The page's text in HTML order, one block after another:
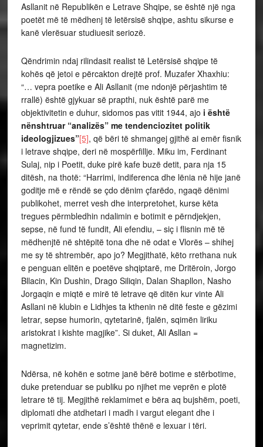
Asllanit në Republikën e Letrave Shqipe, se është një nga
poetët më të mëdhenj të letërsisë shqipe, ashtu sikurse e
kanë vlerësuar studiuesit seriozë.
Qëndrimin ndaj rilindasit realist të Letërsisë shqipe të
kohës që jetoi e përcakton drejtë prof. Muzafer Xhaxhiu:
“… vepra poetike e Ali Asllanit (me ndonjë përjashtim të
rrallë) është gjykuar së prapthi, nuk është parë me
objektivitetin e duhur, sidomos pas vitit 1944, ajo i është
nënshtruar “analizës” me tendenciozitet politik
ideologjizues”[5], që bëri të shmangej gjithë ai emër fisnik
i letrave shqipe, deri në mospërfillje. Miku im, Ferdinant
Sulaj, nip i Poetit, duke pirë kafe buzë detit, para nja 15
ditësh, na thotë: “Harrimi, indiferenca dhe lënia në hije janë
goditje më e rëndë se çdo dënim çfarëdo, ngaqë dënimi
publikohet, merret vesh dhe interpretohet, kurse këta
tregues përmbledhin ndalimin e botimit e përndjekjen,
sepse, në fund të fundit, Ali efendiu, – siç i flisnin më të
mëdhenjtë në shtëpitë tona dhe në odat e Vlorës – shihej
me sy të shtrembër, apo jo? Megjithatë, këto rrethana nuk
e penguan elitën e poetëve shqiptarë, me Dritëroin, Jorgo
Bllacin, Kin Dushin, Drago Siliqin, Dalan Shapllon, Nasho
Jorgaqin e miqtë e mirë të letrave që ditën kur vinte Ali
Asllani në klubin e Lidhjes ta kthenin në ditë feste e gëzimi
letrar, sepse humorin, qytetarinë, fjalën, sqimën liriku
aristokrat i kishte magjike”. Si duket, Ali Asllan =
magnetizim.
Ndërsa, në kohën e sotme janë bërë botime e stërbotime,
duke pretenduar se publiku po njihet me veprën e plotë
letrare të tij. Megjithë reklamimet e bëra aq bujshëm, poeti,
diplomati dhe atdhetari i madh i vargut elegant dhe i
veprimit qytetar, ende s’është thënë e lexuar i tëri.